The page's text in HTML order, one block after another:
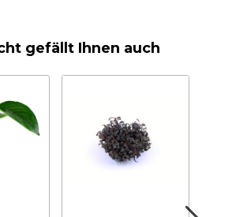
gefällt Ihnen auch